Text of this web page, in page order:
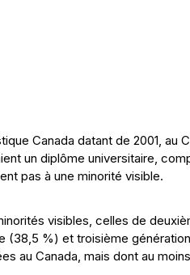
Canada datant de 2001, au
un diplôme universitaire,
pas à une minorité visible.
visibles, celles de
(38,5 %) et troisième
au Canada, mais dont au